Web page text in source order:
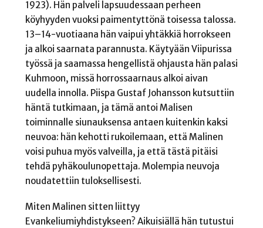
1923). Hän palveli lapsuudessaan perheen
köyhyyden vuoksi paimentyttönä toisessa talossa.
13–14-vuotiaana hän vaipui yhtäkkiä horrokseen
ja alkoi saarnata parannusta. Käytyään Viipurissa
työssä ja saamassa hengellistä ohjausta hän palasi
Kuhmoon, missä horrossaarnaus alkoi aivan
uudella innolla. Piispa Gustaf Johansson kutsuttiin
häntä tutkimaan, ja tämä antoi Malisen
toiminnalle siunauksensa antaen kuitenkin kaksi
neuvoa: hän kehotti rukoilemaan, että Malinen
voisi puhua myös valveilla, ja että tästä pitäisi
tehdä pyhäkoulunopettaja. Molempia neuvoja
noudatettiin tuloksellisesti.
Miten Malinen sitten liittyy
Evankeliumiyhdistykseen? Aikuisiällä hän tutustui